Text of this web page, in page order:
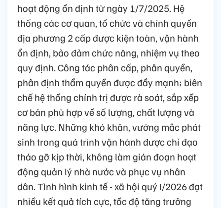
hoạt động ổn định từ ngày 1/7/2025. Hệ
thống các cơ quan, tổ chức và chính quyền
địa phương 2 cấp được kiện toàn, vận hành
ổn định, bảo đảm chức năng, nhiệm vụ theo
quy định. Công tác phân cấp, phân quyền,
phân định thẩm quyền được đẩy mạnh; biên
chế hệ thống chính trị được rà soát, sắp xếp
cơ bản phù hợp về số lượng, chất lượng và
năng lực. Những khó khăn, vướng mắc phát
sinh trong quá trình vận hành được chỉ đạo
tháo gỡ kịp thời, không làm gián đoạn hoạt
động quản lý nhà nước và phục vụ nhân
dân. Tình hình kinh tế - xã hội quý I/2026 đạt
nhiều kết quả tích cực, tốc độ tăng trưởng